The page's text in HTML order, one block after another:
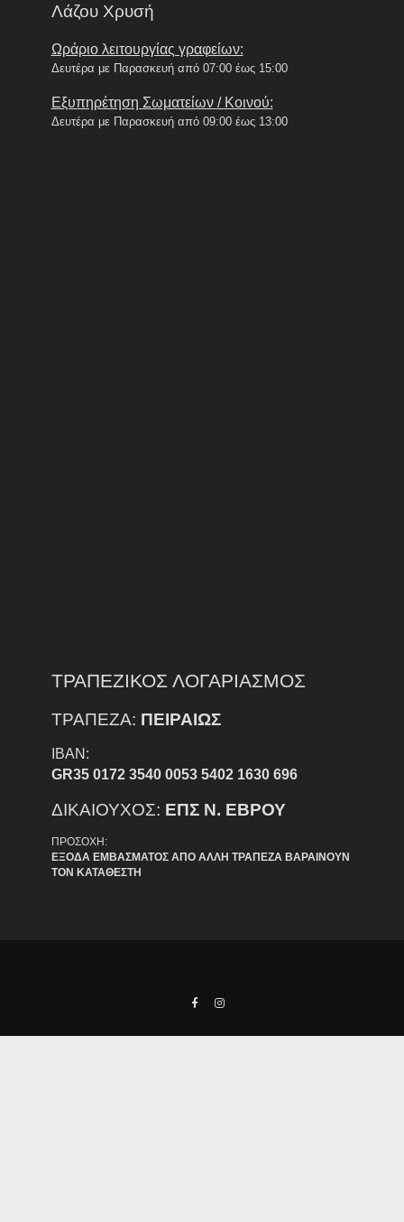
Λάζου Χρυσή
Ωράριο λειτουργίας γραφείων:
Δευτέρα με Παρασκευή από 07:00 έως 15:00
Εξυπηρέτηση Σωματείων / Κοινού:
Δευτέρα με Παρασκευή από 09:00 έως 13:00
ΤΡΑΠΕΖΙΚΟΣ ΛΟΓΑΡΙΑΣΜΟΣ
ΤΡΑΠΕΖΑ: ΠΕΙΡΑΙΩΣ
IBAN:
GR35 0172 3540 0053 5402 1630 696
ΔΙΚΑΙΟΥΧΟΣ: ΕΠΣ Ν. ΕΒΡΟΥ
ΠΡΟΣΟΧΗ:
ΕΞΟΔΑ ΕΜΒΑΣΜΑΤΟΣ ΑΠΟ ΑΛΛΗ ΤΡΑΠΕΖΑ ΒΑΡΑΙΝΟΥΝ
ΤΟΝ ΚΑΤΑΘΕΣΤΗ